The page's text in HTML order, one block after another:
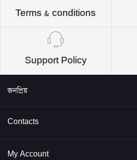
Terms & conditions
Support Policy
জনপ্রিয়
বিদ্যাবাড়ি পাবলিকেশন্স
Contacts
Address
My Account